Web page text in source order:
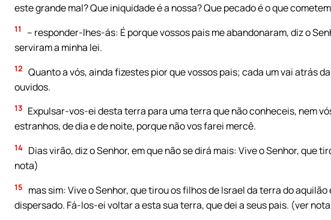
este grande mal? Que iniquidade é a nossa? Que pecado é o que
11
– responder-lhes-ás: É porque vossos pais me abandonaram, diz o
serviram a minha lei.
12 Quanto a vós, ainda fizestes pior que vossos pais; cada um vai atrás
ouvidos.
13 Expulsar-vos-ei desta terra para uma terra que não conheceis, nem
estranhos, de dia e de noite, porque não vos farei mercê.
14 Dias virão, diz o Senhor, em que não se dirá mais: Vive o Senhor, que
nota)
15
mas sim: Vive o Senhor, que tirou os filhos de Israel da terra do
dispersado. Fá-los-ei voltar a esta sua terra, que dei a seus pais. (ver